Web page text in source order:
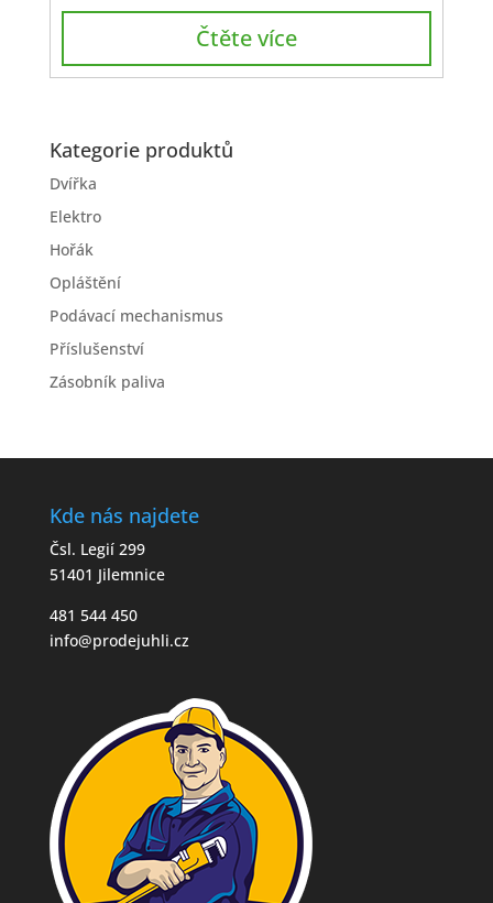
Čtěte více
Kategorie produktů
Dvířka
Elektro
Hořák
Opláštění
Podávací mechanismus
Příslušenství
Zásobník paliva
Kde nás najdete
Čsl. Legií 299
51401 Jilemnice
481 544 450
info@prodejuhli.cz